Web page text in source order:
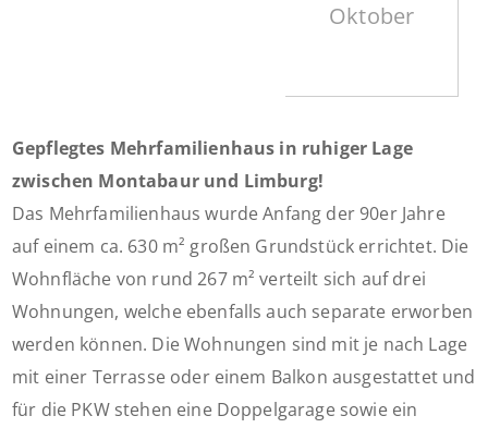
Oktober
Gepflegtes Mehrfamilienhaus in ruhiger Lage
zwischen Montabaur und Limburg!
Das Mehrfamilienhaus wurde Anfang der 90er Jahre
auf einem ca. 630 m² großen Grundstück errichtet. Die
Wohnfläche von rund 267 m² verteilt sich auf drei
Wohnungen, welche ebenfalls auch separate erworben
werden können. Die Wohnungen sind mit je nach Lage
mit einer Terrasse oder einem Balkon ausgestattet und
für die PKW stehen eine Doppelgarage sowie ein